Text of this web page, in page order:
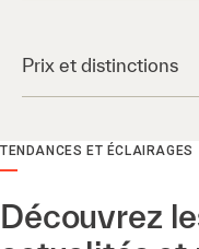
Prix et distinctions
TENDANCES ET ÉCLAIRAGES
Découvrez